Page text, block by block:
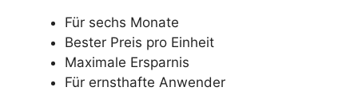
Für sechs Monate
Bester Preis pro Einheit
Maximale Ersparnis
Für ernsthafte Anwender